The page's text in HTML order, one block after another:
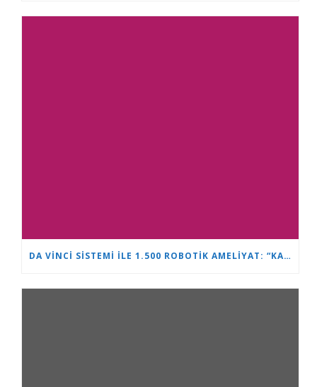
DA VINCI SISTEMI ILE 1.500 ROBOTIK AMELIYAT: “KALP VE BEYIN” ÜROLOJIDE LIDERLIĞINI PEKIŞTIRIYOR